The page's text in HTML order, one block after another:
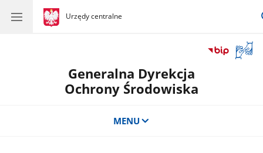
gov.pl
Urzędy centralne
gov.pl
Urzędy
okno
Generalna Dyrekcja
Ochrony Środowiska
MENU